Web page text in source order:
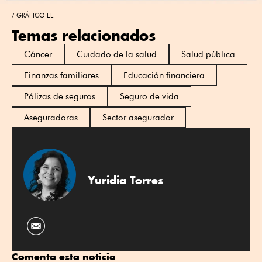
GRÁFICO EE
Temas relacionados
Cáncer Cuidado de la salud
Salud pública
Finanzas familiares
Educación financiera
Pólizas de seguros
Seguro de vida
Aseguradoras
Sector asegurador
Yuridia Torres
Comenta esta noticia